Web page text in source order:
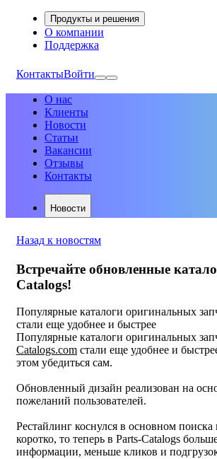
Продукты и решения
О компании
Поддержка
КонтактыВойти
О нас
Клиенты
Новости
Статьи
Вакансии
Отзывы
Контакты
Новости
Назад к новостям
Встречайте обновленные
Catalogs!
Популярные каталоги оригинальных
стали еще удобнее и быстрее
Популярные каталоги оригинальных
Catalogs.com стали еще удобнее и
этом убедиться сам.
Обновленный дизайн реализован на
пожеланий пользователей.
Рестайлинг коснулся в основном
коротко, то теперь в Parts-Catalogs
информации, меньше кликов и